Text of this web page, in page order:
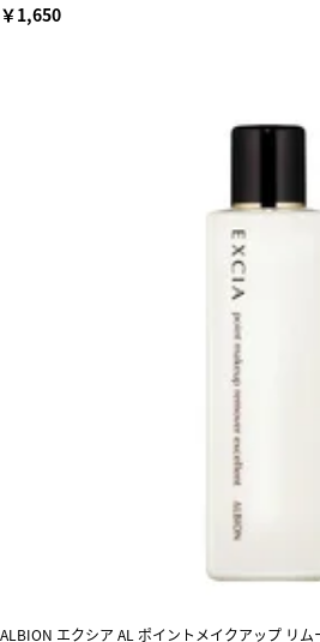
￥1,650
ALBION エクシア AL ポイントメイクアップ リム